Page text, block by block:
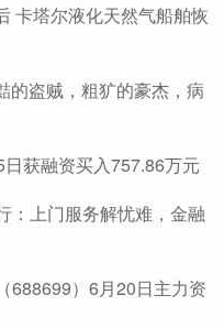
卡塔尔液化天然气船舶恢
的盗贼，粗犷的豪杰，病
获融资买入757.86万元
：上门服务解忧难，金融
688699）6月20日主力资